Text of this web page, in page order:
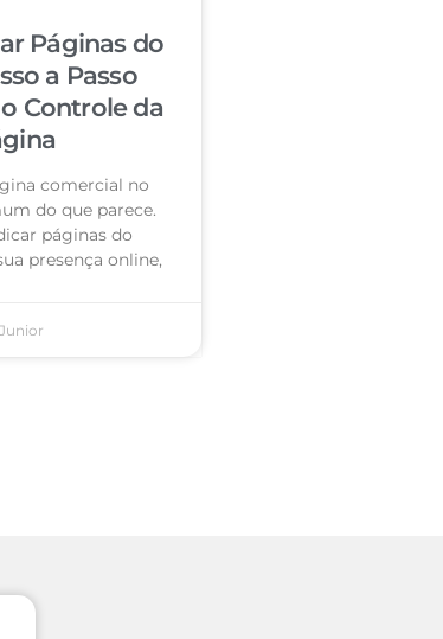
Páginas do
a Passo
Controle da
comercial no
do que parece.
páginas do
presença online,